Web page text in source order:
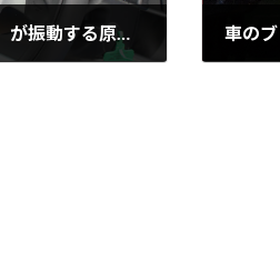
ハンドル（ステアリング）が振動する原因と対処方法